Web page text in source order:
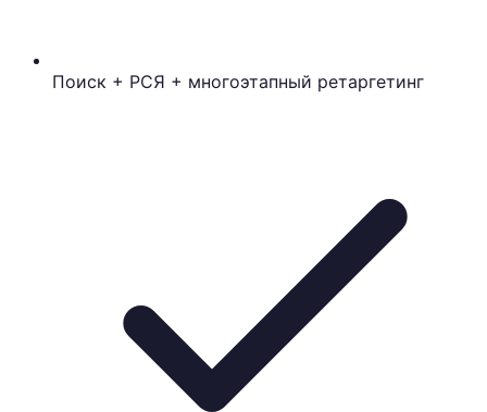
Поиск + РСЯ + многоэтапный ретаргетинг